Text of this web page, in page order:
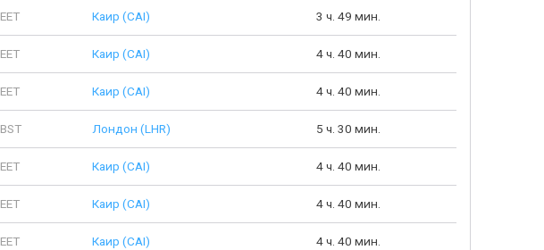
EET Каир (CAI) 3 ч. 49 мин.
EET Каир (CAI) 4 ч. 40 мин.
EET Каир (CAI) 4 ч. 40 мин.
BST Лондон (LHR) 5 ч. 30 мин.
EET Каир (CAI) 4 ч. 40 мин.
EET Каир (CAI) 4 ч. 40 мин.
EET Каир (CAI) 4 ч. 40 мин.